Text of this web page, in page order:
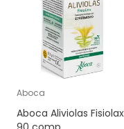
Aboca
Aboca Aliviolas Fisiolax